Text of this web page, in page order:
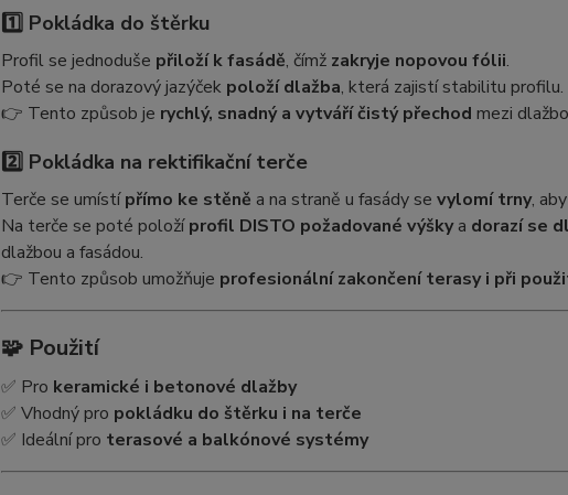
1️⃣ Pokládka do štěrku
Profil se jednoduše přiloží k fasádě, čímž zakryje nopovou fólii.
Poté se na dorazový jazýček položí dlažba, která zajistí stabilitu profilu.
👉 Tento způsob je rychlý, snadný a vytváří čistý přechod mezi
2️⃣ Pokládka na rektifikační terče
Terče se umístípřímo ke stěně a na straně u fasády se vylomí trny,
Na terče se poté položíprofil DISTO požadované výškya dorazí se
dlažbou a fasádou.
👉 Tento způsob umožňuje profesionální zakončení terasy i při
🧩 Použití
✅ Pro keramické i betonové dlažby
✅ Vhodný pro pokládku do štěrku i na terče
✅ Ideální pro terasové a balkónové systémy